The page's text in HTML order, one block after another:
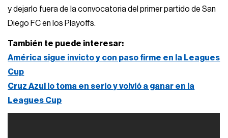
y dejarlo fuera de la convocatoria del primer partido de San
Diego FC en los Playoffs.
También te puede interesar:
América sigue invicto y con paso firme en la Leagues
Cup
Cruz Azul lo toma en serio y volvió a ganar en la
Leagues Cup